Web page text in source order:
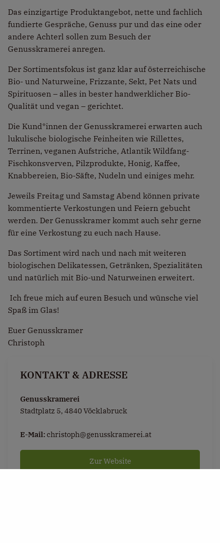
Das einzigartige Produktangebot, nette und fachlich
fundierte Gespräche, Genuss pur und das eine oder
andere Achterl sollen zum Besuch der
Genusskramerei anregen.
Der Sortimentsfokus ist ganz klar auf österreichische
Bio- und Naturweine, Frizzante, Sekt, Pet Nats und
Spirituosen – alles in bester handwerklicher Bio-
Qualität und vegan – gerichtet.
Die Kund*innen der Genusskramerei erwarten auch
lukulische biologische Feinheiten wie Rillettes,
Terrinen, veganen Aufstriche, Atlantik Wildfang-
Fischkonsverven, Pilzprodukte, Honig, Kaffee,
Knabbereien, Bio-Säfte, Nudeln und einiges mehr.
Jeweils Freitag und Samstag Abend können private
kommentierte Verkostungen und Feiern gebucht
werden. Der Genusskramer kommt auch sehr gerne
für eine Verkostung zu euch nach Hause.
Das Sortiment wird nach und nach mit weiteren
biologischen Delikatessen, Getränken, Spezialitäten
und natürlich mit Bio-und Naturweinen erweitert.
Ich freue mich auf euren Besuch und wünsche viel
Spaß im Glas!
Euer Genusskramer
Christoph
KONTAKT & ADRESSE
Genusskramerei
Stadtplatz 5, 4840 Vöcklabruck
E-Mail:christoph@genusskramerei.at
Zur Website